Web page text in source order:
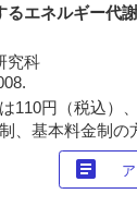
るエネルギー代
究科
110円（税込）
、基本料金制の
article